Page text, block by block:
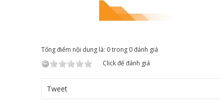
Tổng điểm nội dung là: 0 trong 0 đánh giá
Click để đánh giá
Tweet